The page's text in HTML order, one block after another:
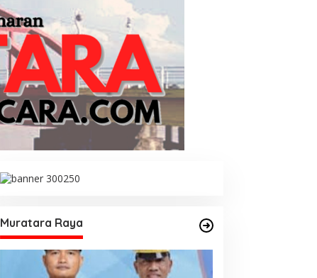
Muratara Raya